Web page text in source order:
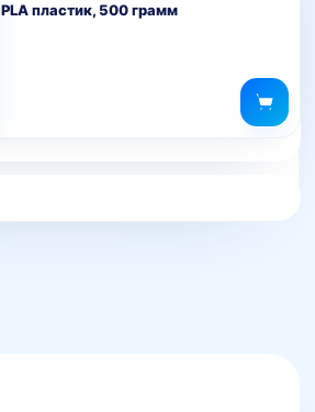
PLA пластик, 500 грамм